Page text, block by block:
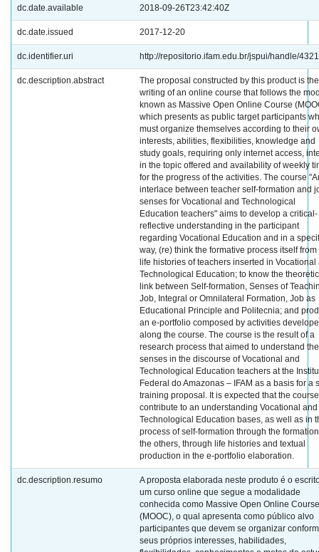
dc.date.available 2018-09-26T23:42:40Z
dc.date.issued 2017-12-20
dc.identifier.uri http://repositorio.ifam.edu.br/jspui/handle/
dc.description.abstract
The proposal constructed by this product is the
writing of an online course that follows the
known as Massive Open Online Course
which presents as public target participants
must organize themselves according to their
interests, abilities, flexibilities, knowledge and
study goals, requiring only internet access,
in the topic offered and availability of weekly
for the progress of the activities. The course
interlace between teacher self-formation and
senses for Vocational and Technological
Education teachers" aims to develop a critical-
reflective understanding in the participant
regarding Vocational Education and in a
way, (re) think the formative process itself from
life histories of teachers inserted in Vocational
Technological Education; to know the
link between Self-formation, Senses of
Job, Integral or Omnilateral Formation, Job as
Educational Principle and Politecnia; and
an e-portfolio composed by activities
along the course. The course is the result of a
research process that aimed to understand
senses in the discourse of Vocational and
Technological Education teachers at the
Federal do Amazonas – IFAM as a basis for a
training proposal. It is expected that the
contribute to an understanding Vocational and
Technological Education bases, as well as in
process of self-formation through the
the others, through life histories and textual
production in the e-portfolio elaboration.
dc.description.resumo
A proposta elaborada neste produto é o
um curso online que segue a modalidade
conhecida como Massive Open Online Course
(MOOC), o qual apresenta como público alvo
participantes que devem se organizar
seus próprios interesses, habilidades,